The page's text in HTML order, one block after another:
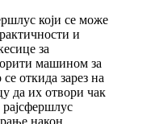
који се може
и
за
машином за
откида зарез на
да их отвори чак
рајсфершлус
након